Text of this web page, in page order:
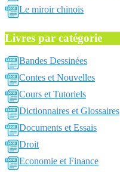
Le miroir chinois
Livres par catégorie
Bandes Dessinées
Contes et Nouvelles
Cours et Tutoriels
Dictionnaires et Glossaires
Documents et Essais
Droit
Economie et Finance